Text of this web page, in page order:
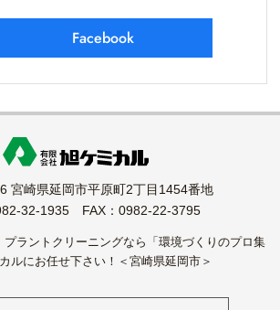
Facebook
宮崎県延岡市平原町2丁目1454番地
32-1935 FAX：0982-22-3795
プラントクリーニングなら「環境づくりのプロ集
ルにお任せ下さい！＜宮崎県延岡市＞